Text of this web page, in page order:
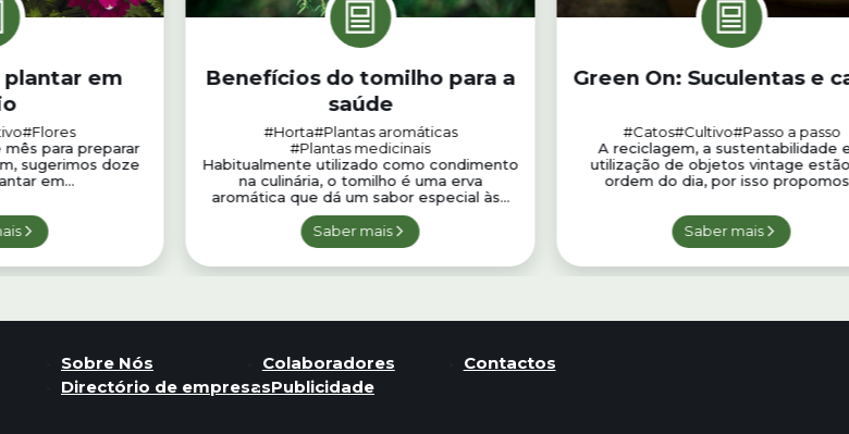
plantar em
#Flores
para preparar
sugerimos doze
em...
Benefícios do tomilho para a
saúde
#Horta#Plantas aromáticas
#Plantas medicinais
Habitualmente utilizado como condimento
na culinária, o tomilho é uma erva
aromática que dá um sabor especial às...
Saber mais
Green On: Suculentas e
#Catos#Cultivo#Passo a passo
A reciclagem, a sustentabilidade
utilização de objetos vintage
ordem do dia, por isso
Saber mais
Sobre Nós Colaboradores
Contactos
Directório de empresasPublicidade